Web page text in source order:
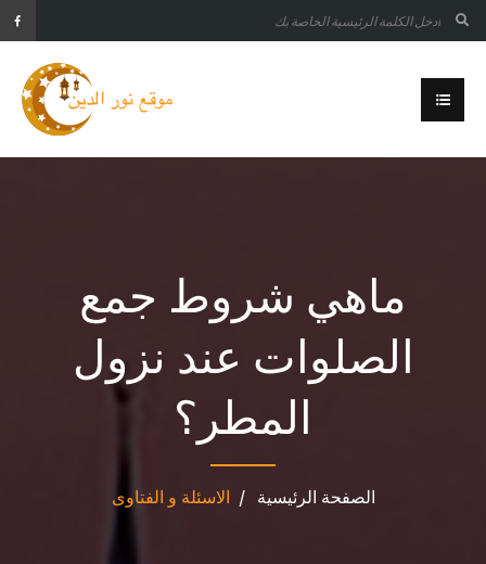
ماهي شروط جمع
الصلوات عند نزول
المطر؟
الصفحة الرئيسية الاسئلة و الفتاوى